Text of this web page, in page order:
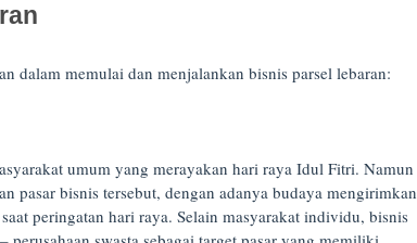
dalam memulai dan menjalankan bisnis parsel lebaran:
umum yang merayakan hari raya Idul Fitri. Namun
pasar bisnis tersebut, dengan adanya budaya mengirimkan
peringatan hari raya. Selain masyarakat individu, bisnis